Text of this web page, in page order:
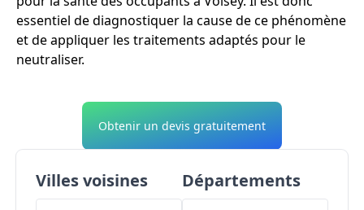
essentiel de diagnostiquer la cause de ce phénomène
et de appliquer les traitements adaptés pour le
neutraliser.
Obtenir un devis gratuitement
Villes voisines Départements